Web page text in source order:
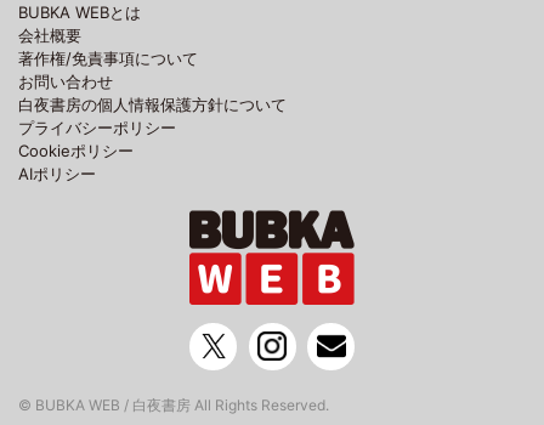
BUBKA WEBとは
会社概要
著作権/免責事項について
お問い合わせ
白夜書房の個人情報保護方針について
プライバシーポリシー
Cookieポリシー
AIポリシー
© BUBKA WEB / 白夜書房 All Rights Reserved.